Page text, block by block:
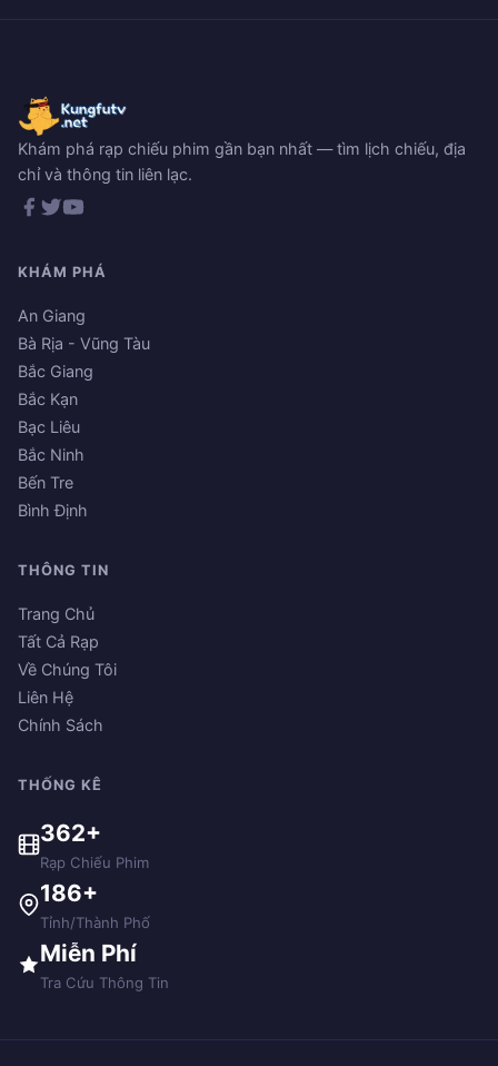
Khám phá rạp chiếu phim gần bạn nhất — tìm lịch chiếu, địa
chỉ và thông tin liên lạc.
KHÁM PHÁ
An Giang
Bà Rịa - Vũng Tàu
Bắc Giang
Bắc Kạn
Bạc Liêu
Bắc Ninh
Bến Tre
Bình Định
THÔNG TIN
Trang Chủ
Tất Cả Rạp
Về Chúng Tôi
Liên Hệ
Chính Sách
THỐNG KÊ
362+
Rạp Chiếu Phim
186+
Tỉnh/Thành Phố
Miễn Phí
Tra Cứu Thông Tin